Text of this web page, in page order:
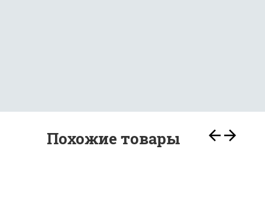
Похожие товары